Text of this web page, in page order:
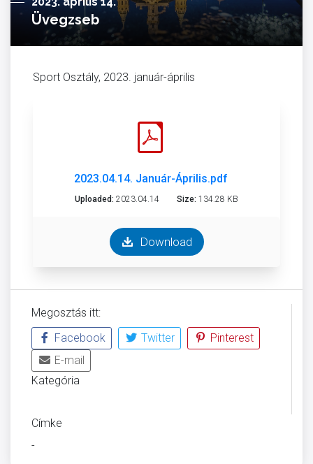
Üvegzseb
Sport Osztály, 2023. január-április
2023.04.14. Január-Április.pdf
Uploaded: 2023.04.14 Size: 134.28 KB
Download
Megosztás itt:
Facebook
Twitter
Pinterest
E-mail
Kategória
Címke
-